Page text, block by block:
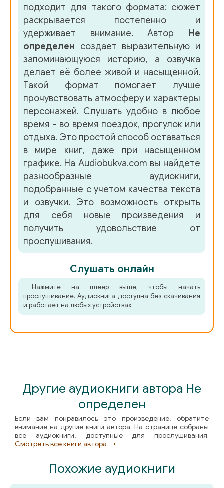
01_02_06
Тома Роберт - В ожидании Элизабет В ожидании
В ожидании Элизабет 3
Чехов Антон - Вишнёвый сад
03_Part_3
подходит для такого формата: сюжет
раскрывается постепенно и
удерживает внимание. Автор Не
определен создает выразительную и
запоминающуюся историю, а озвучка
делает её более живой и насыщенной.
Такой формат помогает лучше
прочувствовать атмосферу и характеры
персонажей. Слушать удобно в любое
время - во время поездок, прогулок или
отдыха. Это простой способ оставаться
в мире книг, даже при насыщенном
графике. На Audiobukva.com вы найдете
разнообразные аудиокниги,
подобранные с учетом качества текста
и озвучки. Это возможность открыть
для себя новые произведения и
получить удовольствие от
прослушивания.
Слушать онлайн
Нажмите на плеер выше, чтобы начать
прослушивание. Аудиокнига доступна без скачивания
и работает на любых устройствах.
Другие аудиокниги автора Не
определен
Если вам понравилось это произведение, обратите
внимание на другие книги автора. На странице собраны
все аудиокниги, доступные для прослушивания.
Смотреть все книги автора →
Похожие аудиокниги